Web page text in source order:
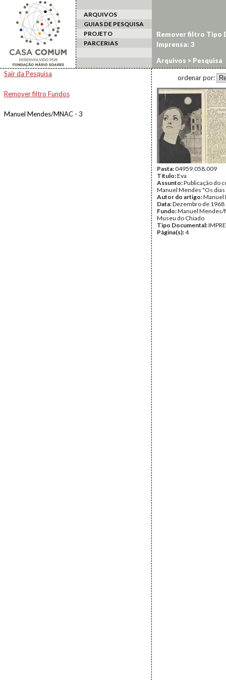
ARQUIVOS
GUIAS DE PESQUISA
PROJETO
PARCERIAS
Arquivos > Pesquisa
Sair da Pesquisa
Remover filtro Fundos
Manuel Mendes/MNAC - 3
Remover filtro Tipo
Imprensa: 3
ordenar por:
Pasta:04959.058.009
Título:Eva
Assunto:Publicação do
Manuel Mendes "Os dias
Autor do artigo:Manuel
Data:Dezembro de 1968
Fundo:Manuel Mendes/
Museu do Chiado
Tipo Documental:
Página(s):4